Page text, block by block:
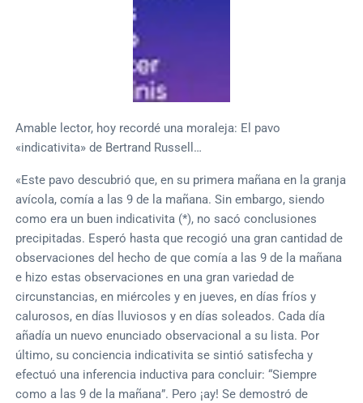
Amable lector, hoy recordé una moraleja: El pavo
«indicativita» de Bertrand Russell…
«Este pavo descubrió que, en su primera mañana en la granja
avícola, comía a las 9 de la mañana. Sin embargo, siendo
como era un buen indicativita (*), no sacó conclusiones
precipitadas. Esperó hasta que recogió una gran cantidad de
observaciones del hecho de que comía a las 9 de la mañana
e hizo estas observaciones en una gran variedad de
circunstancias, en miércoles y en jueves, en días fríos y
calurosos, en días lluviosos y en días soleados. Cada día
añadía un nuevo enunciado observacional a su lista. Por
último, su conciencia indicativita se sintió satisfecha y
efectuó una inferencia inductiva para concluir: “Siempre
como a las 9 de la mañana”. Pero ¡ay! Se demostró de